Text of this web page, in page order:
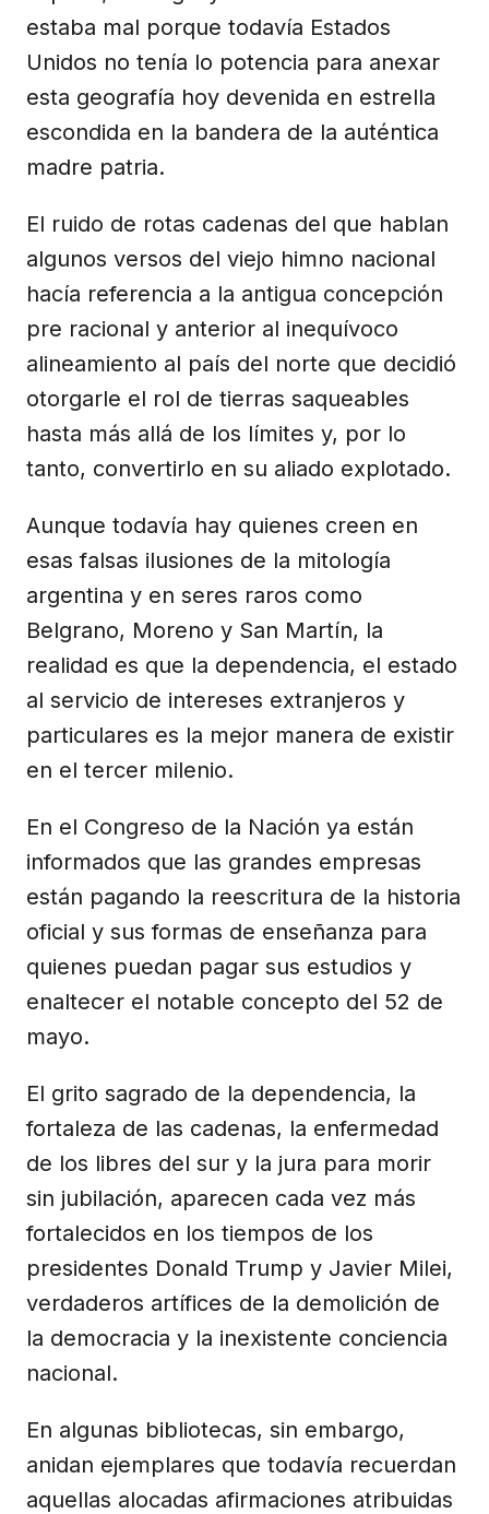
estaba mal porque todavía Estados
Unidos no tenía lo potencia para anexar
esta geografía hoy devenida en estrella
escondida en la bandera de la auténtica
madre patria.
El ruido de rotas cadenas del que hablan
algunos versos del viejo himno nacional
hacía referencia a la antigua concepción
pre racional y anterior al inequívoco
alineamiento al país del norte que decidió
otorgarle el rol de tierras saqueables
hasta más allá de los límites y, por lo
tanto, convertirlo en su aliado explotado.
Aunque todavía hay quienes creen en
esas falsas ilusiones de la mitología
argentina y en seres raros como
Belgrano, Moreno y San Martín, la
realidad es que la dependencia, el estado
al servicio de intereses extranjeros y
particulares es la mejor manera de existir
en el tercer milenio.
En el Congreso de la Nación ya están
informados que las grandes empresas
están pagando la reescritura de la historia
oficial y sus formas de enseñanza para
quienes puedan pagar sus estudios y
enaltecer el notable concepto del 52 de
mayo.
El grito sagrado de la dependencia, la
fortaleza de las cadenas, la enfermedad
de los libres del sur y la jura para morir
sin jubilación, aparecen cada vez más
fortalecidos en los tiempos de los
presidentes Donald Trump y Javier Milei,
verdaderos artífices de la demolición de
la democracia y la inexistente conciencia
nacional.
En algunas bibliotecas, sin embargo,
anidan ejemplares que todavía recuerdan
aquellas alocadas afirmaciones atribuidas